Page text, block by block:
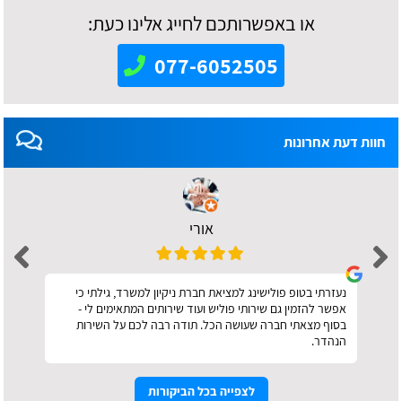
או באפשרותכם לחייג אלינו כעת:
077-6052505
חוות דעת אחרונות
אורי
נעזרתי בטופ פולישינג למציאת חברת ניקיון למשרד, גילתי כי
אפשר להזמין גם שירותי פוליש ועוד שירותים המתאימים לי -
בסוף מצאתי חברה שעושה הכל. תודה רבה לכם על השירות
הנהדר.
לצפייה בכל הביקורות